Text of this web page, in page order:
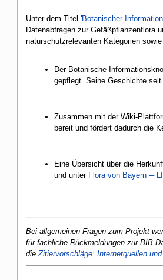
Unter dem Titel 'Botanischer
Datenabfragen zur Gefäßpflanzenflora
naturschutzrelevanten Kategorien
Der Botanische
gepflegt. Seine Geschichte
Zusammen mit der Wiki-
bereit und fördert dadurch die
Eine Übersicht über die
und unter Flora von Bayern ─
Bei allgemeinen Fragen zum Projekt
für fachliche Rückmeldungen zur BIB
dieZitiervorschläge: Internetquellen